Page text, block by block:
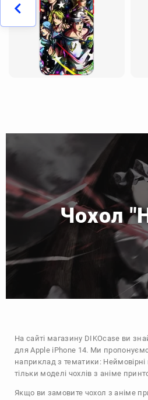
Чохол
На сайті магазину DIKOcase ви
для Apple iPhone 14. Ми
наприклад з тематики:
тільки моделі чохлів з аніме
Якщо ви замовите чохол з аніме